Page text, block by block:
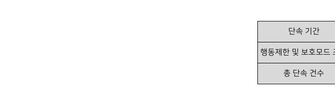
단속 기간
행동제한 및 보호모드
총 단속 건수